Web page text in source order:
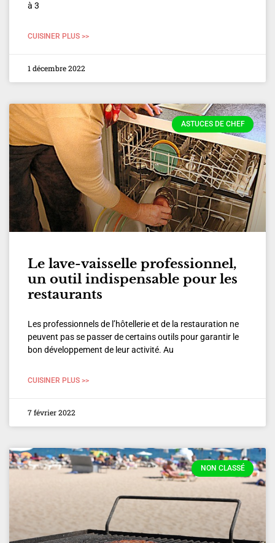
à 3
CUISINER PLUS >>
1 décembre 2022
ASTUCES DE CHEF
Le lave-vaisselle professionnel,
un outil indispensable pour les
restaurants
Les professionnels de l’hôtellerie et de la restauration ne
peuvent pas se passer de certains outils pour garantir le
bon développement de leur activité. Au
CUISINER PLUS >>
7 février 2022
NON CLASSÉ